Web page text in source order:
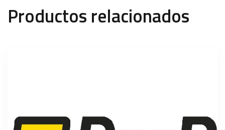
Productos relacionados